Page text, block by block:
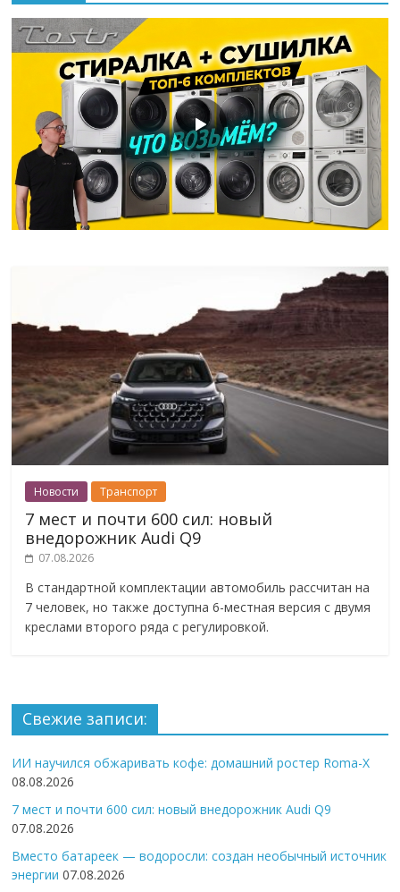
Новости Транспорт
7 мест и почти 600 сил: новый
внедорожник Audi Q9
07.08.2026
В стандартной комплектации автомобиль рассчитан на
7 человек, но также доступна 6-местная версия с двумя
креслами второго ряда с регулировкой.
Свежие записи:
ИИ научился обжаривать кофе: домашний ростер Roma-X
08.08.2026
7 мест и почти 600 сил: новый внедорожник Audi Q9
07.08.2026
Вместо батареек — водоросли: создан необычный источник
энергии 07.08.2026